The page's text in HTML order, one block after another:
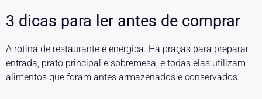
3 dicas para ler antes de comprar
A rotina de restaurante é enérgica. Há praças para preparar
entrada, prato principal e sobremesa, e todas elas utilizam
alimentos que foram antes armazenados e conservados.